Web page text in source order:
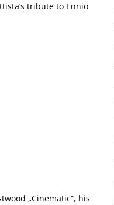
tribute to Ennio
„Cinematic“, his